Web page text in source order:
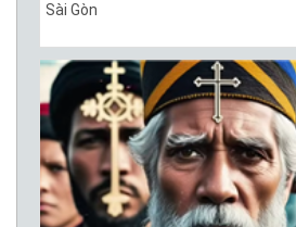
Sài Gòn